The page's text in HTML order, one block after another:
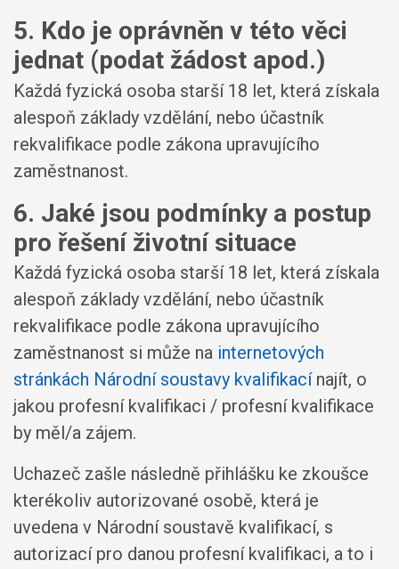
5. Kdo je oprávněn v této věci
jednat (podat žádost apod.)
Každá fyzická osoba starší 18 let, která získala
alespoň základy vzdělání, nebo účastník
rekvalifikace podle zákona upravujícího
zaměstnanost.
6. Jaké jsou podmínky a postup
pro řešení životní situace
Každá fyzická osoba starší 18 let, která získala
alespoň základy vzdělání, nebo účastník
rekvalifikace podle zákona upravujícího
zaměstnanost si může na internetových
stránkách Národní soustavy kvalifikacínajít, o
jakou profesní kvalifikaci / profesní kvalifikace
by měl/a zájem.
Uchazeč zašle následně přihlášku ke zkoušce
kterékoliv autorizované osobě, která je
uvedena v Národní soustavě kvalifikací, s
autorizací pro danou profesní kvalifikaci, a to i